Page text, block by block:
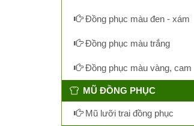
Đồng phục màu đen - xám
Đồng phục màu trắng
Đồng phục màu vàng, cam
MŨ ĐỒNG PHỤC
Mũ lưỡi trai đồng phục